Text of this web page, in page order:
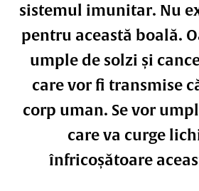
sistemul imunitar. Nu
pentru această boală.
umple de solzi și
care vor fi transmise
corp uman. Se vor
care va curge
înfricoșătoare